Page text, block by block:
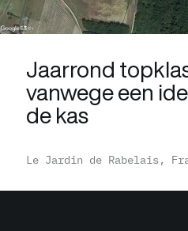
Jaarrond
vanwege een
de kas
Le Jardin de Rabelais,